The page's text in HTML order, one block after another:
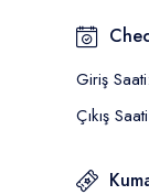
Giriş
Çıkış